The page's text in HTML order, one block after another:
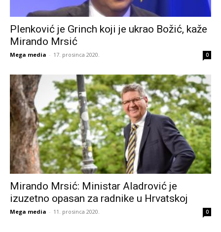
Plenković je Grinch koji je ukrao Božić, kaže
Mirando Mrsić
Mega media - 17. prosinca 2020. 0
Mirando Mrsić: Ministar Aladrović je
izuzetno opasan za radnike u Hrvatskoj
Mega media - 11. prosinca 2020. 0